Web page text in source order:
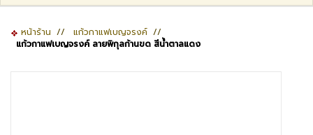
หน้าร้าน // แก้วกาแฟเบญจรงค์ //
แก้วกาแฟเบญจรงค์ ลายพิกุลก้านขด สีน้ำตาลแดง